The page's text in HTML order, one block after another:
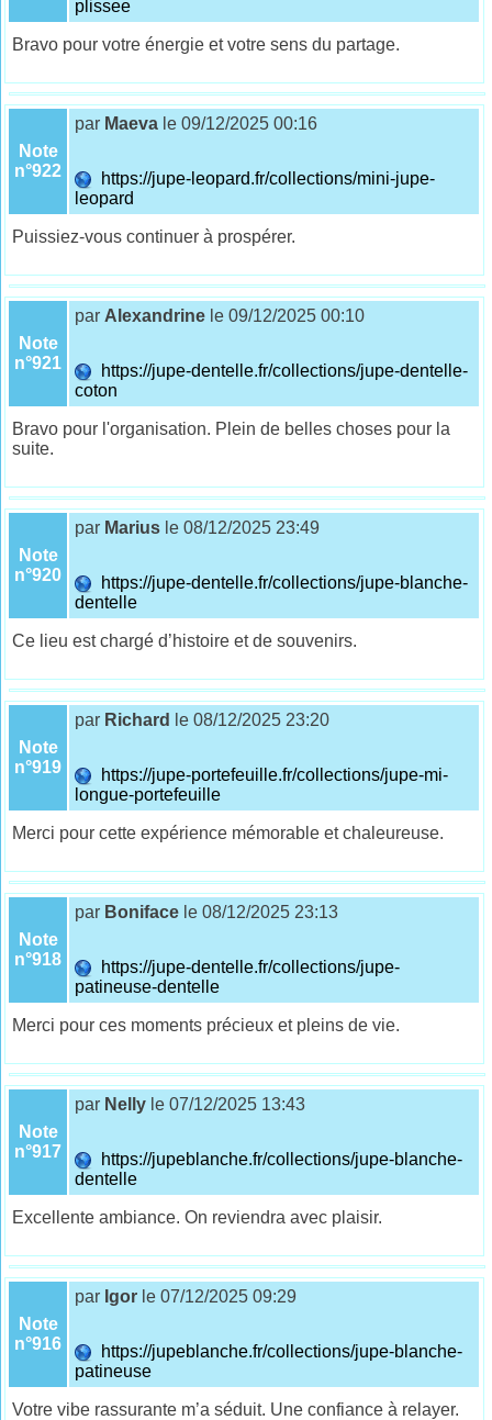
plissee
Bravo pour votre énergie et votre sens du partage.
Note
n°922
par Maeva le 09/12/2025 00:16
https://jupe-leopard.fr/collections/mini-jupe-
leopard
Puissiez-vous continuer à prospérer.
Note
n°921
par Alexandrine le 09/12/2025 00:10
https://jupe-dentelle.fr/collections/jupe-dentelle-
coton
Bravo pour l'organisation. Plein de belles choses pour la
suite.
Note
n°920
par Marius le 08/12/2025 23:49
https://jupe-dentelle.fr/collections/jupe-blanche-
dentelle
Ce lieu est chargé d’histoire et de souvenirs.
Note
n°919
par Richard le 08/12/2025 23:20
https://jupe-portefeuille.fr/collections/jupe-mi-
longue-portefeuille
Merci pour cette expérience mémorable et chaleureuse.
Note
n°918
par Boniface le 08/12/2025 23:13
https://jupe-dentelle.fr/collections/jupe-
patineuse-dentelle
Merci pour ces moments précieux et pleins de vie.
Note
n°917
par Nelly le 07/12/2025 13:43
https://jupeblanche.fr/collections/jupe-blanche-
dentelle
Excellente ambiance. On reviendra avec plaisir.
Note
n°916
par Igor le 07/12/2025 09:29
https://jupeblanche.fr/collections/jupe-blanche-
patineuse
Votre vibe rassurante m’a séduit. Une confiance à relayer.